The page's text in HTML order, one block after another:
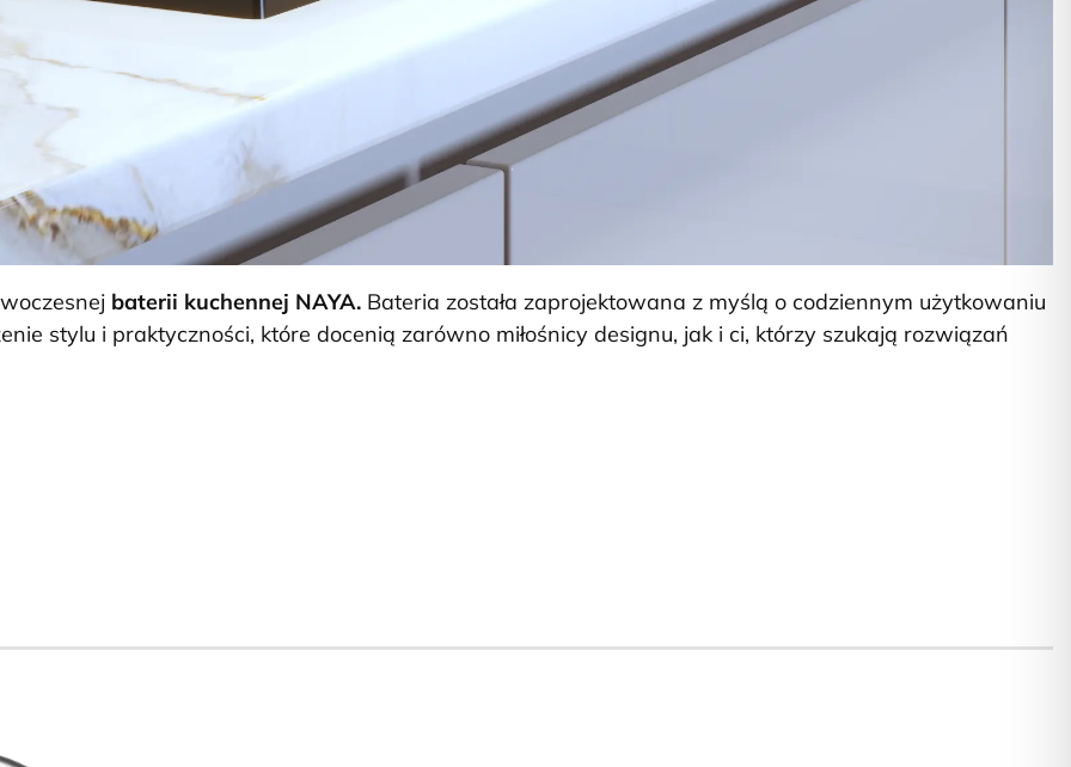
baterii kuchennej NAYA. Bateria została zaprojektowana z myślą o codziennym użytkowaniu
stylu i praktyczności, które docenią zarówno miłośnicy designu, jak i ci, którzy szukają rozwiązań